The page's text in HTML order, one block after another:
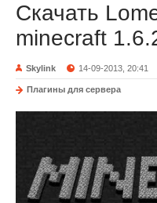
Скачать
minecraft
Skylink 14-09-2013, 20:41
Плагины для сервера